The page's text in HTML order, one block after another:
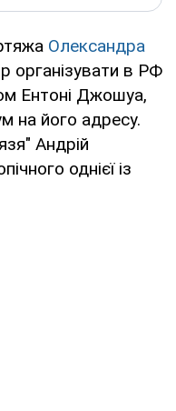
Олександра
організувати в РФ
Ентоні Джошуа,
на його адресу.
Андрій
однієї із